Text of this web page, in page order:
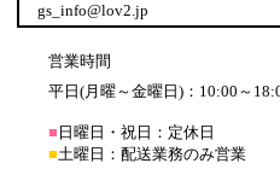
gs_info@lov2.jp
営業時間
平日(月曜～金曜日)：10:00～
■ 日曜日・祝日：定休日
■土曜日：配送業務のみ営業